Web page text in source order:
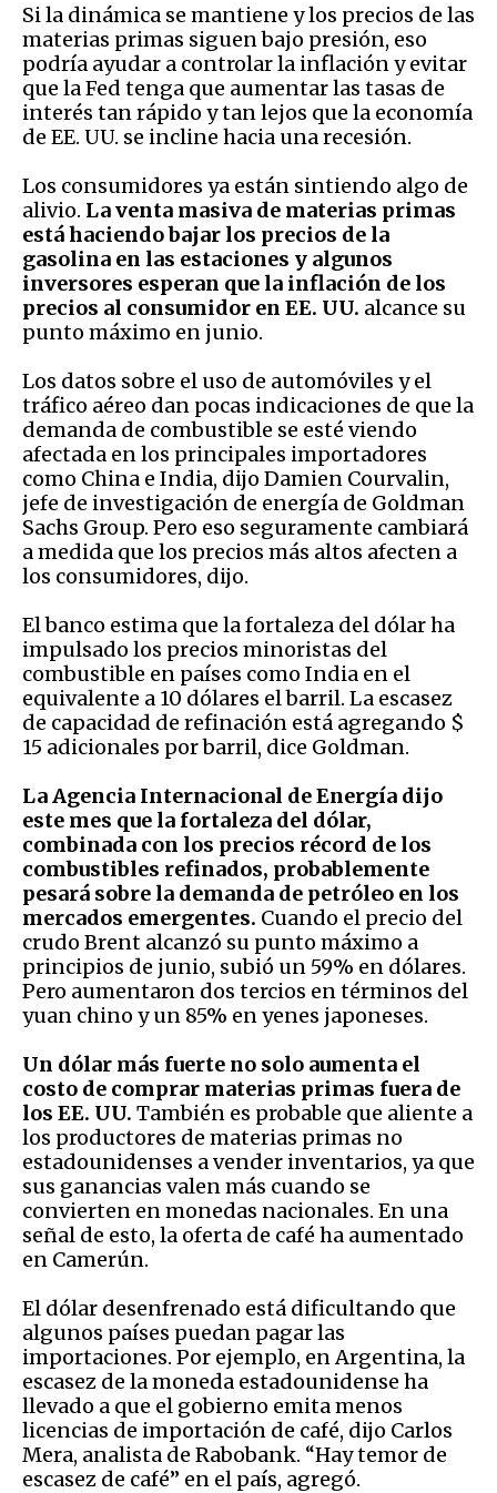
Si la dinámica se mantiene y los precios de las
materias primas siguen bajo presión, eso
podría ayudar a controlar la inflación y evitar
que la Fed tenga que aumentar las tasas de
interés tan rápido y tan lejos que la economía
de EE. UU. se incline hacia una recesión.
Los consumidores ya están sintiendo algo de
alivio. La venta masiva de materias primas
está haciendo bajar los precios de la
gasolina en las estaciones y algunos
inversores esperan que la inflación de los
precios al consumidor en EE. UU. alcance su
punto máximo en junio.
Los datos sobre el uso de automóviles y el
tráfico aéreo dan pocas indicaciones de que la
demanda de combustible se esté viendo
afectada en los principales importadores
como China e India, dijo Damien Courvalin,
jefe de investigación de energía de Goldman
Sachs Group. Pero eso seguramente cambiará
a medida que los precios más altos afecten a
los consumidores, dijo.
El banco estima que la fortaleza del dólar ha
impulsado los precios minoristas del
combustible en países como India en el
equivalente a 10 dólares el barril. La escasez
de capacidad de refinación está agregando $
15 adicionales por barril, dice Goldman.
La Agencia Internacional de Energía dijo
este mes que la fortaleza del dólar,
combinada con los precios récord de los
combustibles refinados, probablemente
pesará sobre la demanda de petróleo en los
mercados emergentes. Cuando el precio del
crudo Brent alcanzó su punto máximo a
principios de junio, subió un 59% en dólares.
Pero aumentaron dos tercios en términos del
yuan chino y un 85% en yenes japoneses.
Un dólar más fuerte no solo aumenta el
costo de comprar materias primas fuera de
los EE. UU. También es probable que aliente a
los productores de materias primas no
estadounidenses a vender inventarios, ya que
sus ganancias valen más cuando se
convierten en monedas nacionales. En una
señal de esto, la oferta de café ha aumentado
en Camerún.
El dólar desenfrenado está dificultando que
algunos países puedan pagar las
importaciones. Por ejemplo, en Argentina, la
escasez de la moneda estadounidense ha
llevado a que el gobierno emita menos
licencias de importación de café, dijo Carlos
Mera, analista de Rabobank. “Hay temor de
escasez de café” en el país, agregó.